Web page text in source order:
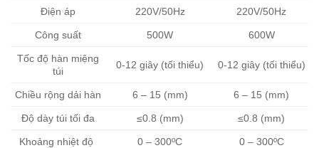
Điện áp 220V/50Hz 220V/50Hz
Công suất 500W 600W
Tốc độ hàn miệng
túi
0-12 giây (tối thiểu) 0-12 giây (tối thiểu)
Chiều rộng dải hàn 6 – 15 (mm) 6 – 15 (mm)
Độ dày túi tối đa ≤0.8 (mm) ≤0.8 (mm)
Khoảng nhiệt độ 0 – 300ºC 0 – 300ºC